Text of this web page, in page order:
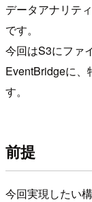
データアナリテ
です。
今回はS3にファ
EventBridgeに、
す。
前提
今回実現したい